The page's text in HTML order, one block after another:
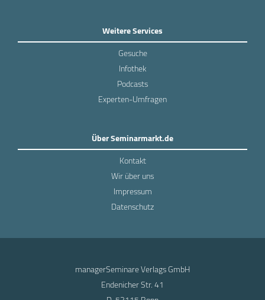
Weitere Services
Gesuche
Infothek
Podcasts
Experten-Umfragen
Über Seminarmarkt.de
Kontakt
Wir über uns
Impressum
Datenschutz
managerSeminare Verlags GmbH
Endenicher Str. 41